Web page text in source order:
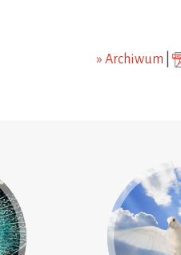
» Archiwum